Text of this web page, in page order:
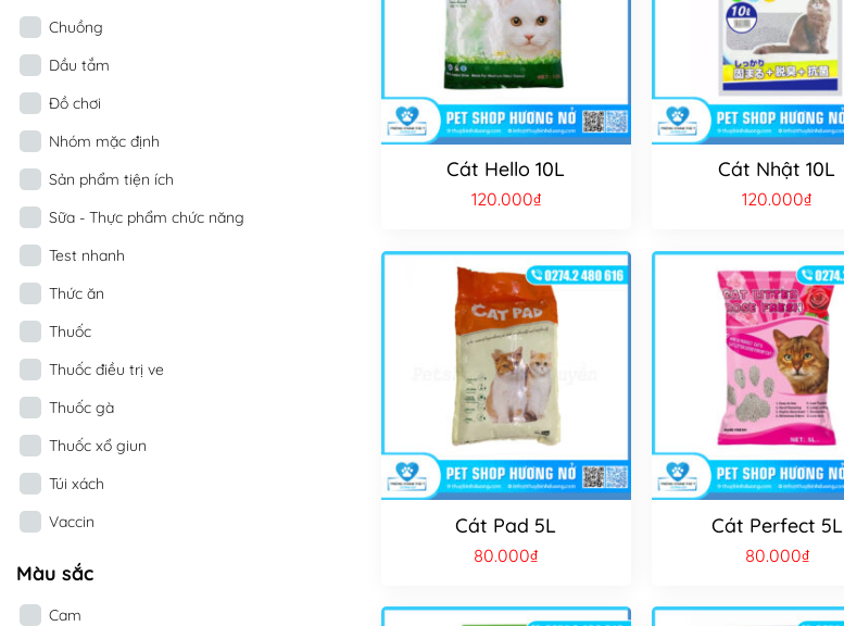
Chuồng
Dầu tắm
Đồ chơi
Nhóm mặc định
Sản phẩm tiện ích
Sữa - Thực phẩm chức năng
Test nhanh
Thức ăn
Thuốc
Thuốc điều trị ve
Thuốc gà
Thuốc xổ giun
Túi xách
Vaccin
Màu sắc
Cam
Cát Hello 10L
120.000₫
Cát Nhật 10L
120.000₫
Cát Pad 5L
80.000₫
Cát Perfect 5L
80.000₫